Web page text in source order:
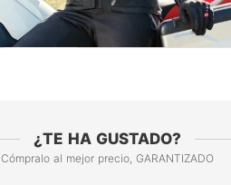
¿TE HA GUSTADO?
Cómpralo al mejor precio, GARANTIZADO